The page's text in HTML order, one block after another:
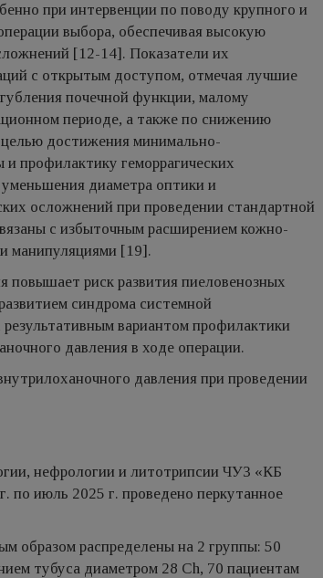
при интервенции по поводу крупного и
выбора, обеспечивая высокую
[12-14]. Показатели их
с открытым доступом, отмечая лучшие
почечной функции, малому
периоде, а также по снижению
целью достижения минимально-
профилактику геморрагических
диаметра оптики и
осложнений при проведении стандартной
с избыточным расширением кожно-
манипуляциями [19].
повышает риск развития пиеловенозных
синдрома системной
вариантом профилактики
давления в ходе операции.
давления при проведении
нефрологии и литотрипсии ЧУЗ «КБ
июль 2025 г. проведено перкутанное
образом распределены на 2 группы: 50
тубуса диаметром 28 Ch, 70 пациентам